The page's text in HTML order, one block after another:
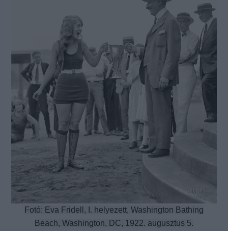
Fotó: Eva Fridell, I. helyezett, Washington Bathing
Beach, Washington, DC, 1922. augusztus 5.